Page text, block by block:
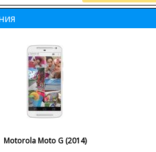
Motorola Moto G (2014)